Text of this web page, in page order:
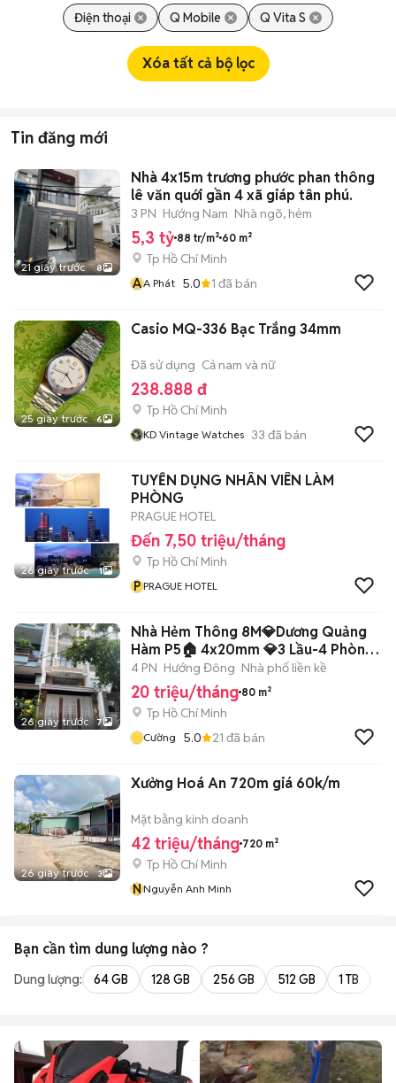
Điện thoại Q Mobile Q Vita S
Xóa tất cả bộ lọc
Tin đăng mới
21 giây trước 8
Nhà 4x15m trương phước phan thông
lê văn quới gần 4 xã giáp tân phú.
3 PN Hướng Nam Nhà ngõ, hẻm
5,3 tỷ 88 tr/m² 60 m²
Tp Hồ Chí Minh
AA Phát 5.0 1 đã bán
25 giây trước 6
Casio MQ-336 Bạc Trắng 34mm
Đã sử dụng Cả nam và nữ
238.888 đ
Tp Hồ Chí Minh
KD Vintage Watches 33 đã bán
26 giây trước 1
TUYỂN DỤNG NHÂN VIÊN LÀM
PHÒNG
PRAGUE HOTEL
Đến 7,50 triệu/tháng
Tp Hồ Chí Minh
P PRAGUE HOTEL
26 giây trước 7
Nhà Hẻm Thông 8M💎Dương Quảng
Hàm P5🏠 4x20mm 💎3 Lầu-4 Phòng-
5wc-
4 PN Hướng Đông Nhà phố liền kề
20 triệu/tháng 80 m²
Tp Hồ Chí Minh
Cường 5.0 21 đã bán
26 giây trước 3
Xưởng Hoá An 720m giá 60k/m
Mặt bằng kinh doanh
42 triệu/tháng 720 m²
Tp Hồ Chí Minh
NNguyễn Anh Minh
Bạn cần tìm dung lượng nào ?
Dung lượng: 64 GB 128 GB 256 GB 512 GB 1 TB